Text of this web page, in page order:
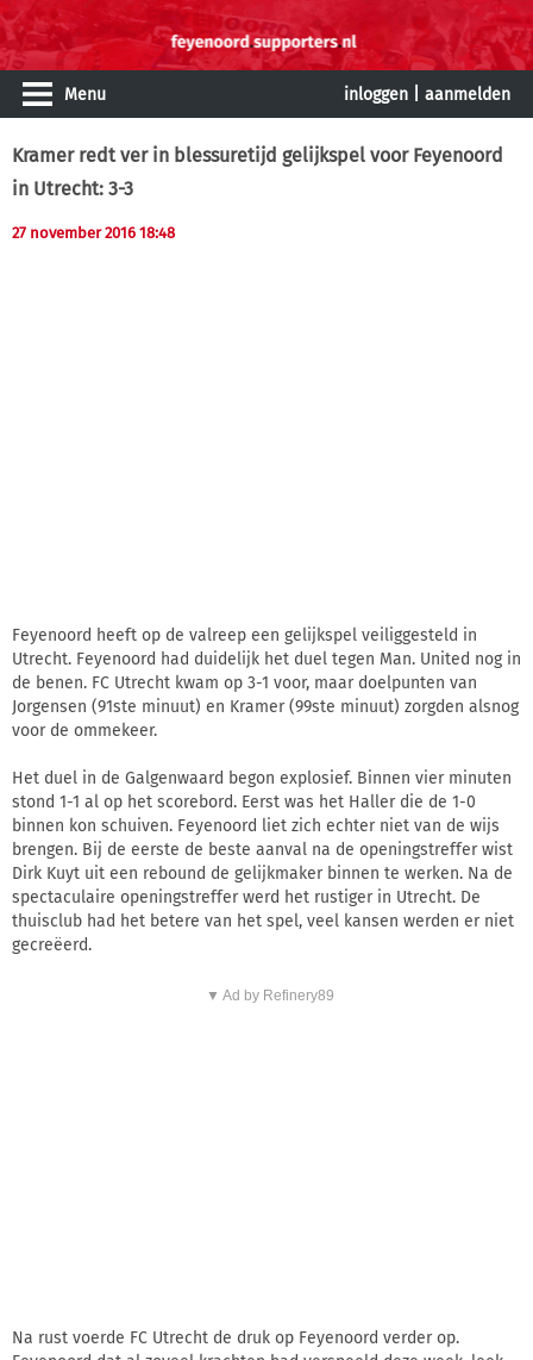
Menu inloggen aanmelden
Kramer redt ver in blessuretijd gelijkspel voor Feyenoord
in Utrecht: 3-3
27 november 2016 18:48
Feyenoord heeft op de valreep een gelijkspel veiliggesteld in
Utrecht. Feyenoord had duidelijk het duel tegen Man. United nog in
de benen. FC Utrecht kwam op 3-1 voor, maar doelpunten van
Jorgensen (91ste minuut) en Kramer (99ste minuut) zorgden alsnog
voor de ommekeer.
Het duel in de Galgenwaard begon explosief. Binnen vier minuten
stond 1-1 al op het scorebord. Eerst was het Haller die de 1-0
binnen kon schuiven. Feyenoord liet zich echter niet van de wijs
brengen. Bij de eerste de beste aanval na de openingstreffer wist
Dirk Kuyt uit een rebound de gelijkmaker binnen te werken. Na de
spectaculaire openingstreffer werd het rustiger in Utrecht. De
thuisclub had het betere van het spel, veel kansen werden er niet
gecreëerd.
▼ Ad by Refinery89
Na rust voerde FC Utrecht de druk op Feyenoord verder op.